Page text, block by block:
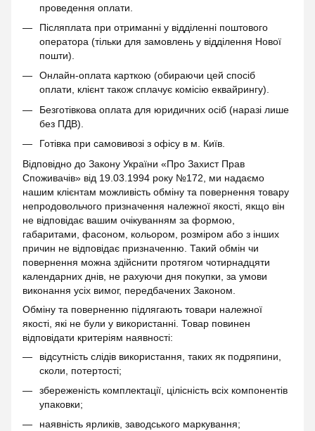
проведення оплати.
Післяплата при отриманні у відділенні поштового
оператора (тільки для замовлень у відділення Нової
пошти).
Онлайн-оплата карткою (обираючи цей спосіб
оплати, клієнт також сплачує комісію еквайрингу).
Безготівкова оплата для юридичних осіб (наразі лише
без ПДВ).
Готівка при самовивозі з офісу в м. Київ.
Відповідно до Закону України «Про Захист Прав
Споживачів» від 19.03.1994 року №172, ми надаємо
нашим клієнтам можливість обміну та повернення товару
непродовольчого призначення належної якості, якщо він
не відповідає вашим очікуванням за формою,
габаритами, фасоном, кольором, розміром або з інших
причин не відповідає призначенню. Такий обмін чи
повернення можна здійснити протягом чотирнадцяти
календарних днів, не рахуючи дня покупки, за умови
виконання усіх вимог, передбачених Законом.
Обміну та поверненню підлягають товари належної
якості, які не були у використанні. Товар повинен
відповідати критеріям наявності:
відсутність слідів використання, таких як подряпини,
сколи, потертості;
збереженість комплектації, цілісність всіх компонентів
упаковки;
наявність ярликів, заводського маркування;